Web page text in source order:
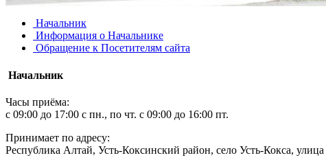
Начальник
Информация о Начальнике
Обращение к Посетителям сайта
Начальник
Часы приёма:
с 09:00 до 17:00 с пн., по чт. с 09:00 до 16:00 пт.
Принимает по адресу:
Республика Алтай, Усть-Коксинский район, село Усть-Кокса,